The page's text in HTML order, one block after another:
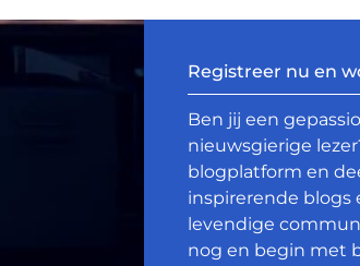
Registreer nu en
Ben jij een
nieuwsgierige
blogplatform en
inspirerende blogs
levendige
nog en begin met